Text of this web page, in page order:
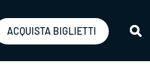
ACQUISTA BIGLIETTI